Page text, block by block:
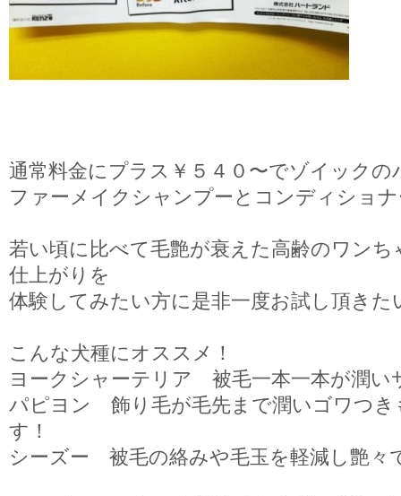
通常料金にプラス￥５４０〜でゾイック
ファーメイクシャンプーとコンディショ
若い頃に比べて毛艶が衰えた高齢のワン
仕上がりを
体験してみたい方に是非一度お試し頂き
こんな犬種にオススメ！
ヨークシャーテリア 被毛一本一本が潤い
パピヨン 飾り毛が毛先まで潤いゴワつき
す！
シーズー 被毛の絡みや毛玉を軽減し艶々